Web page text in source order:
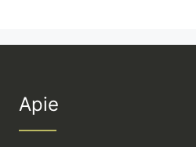
Apie